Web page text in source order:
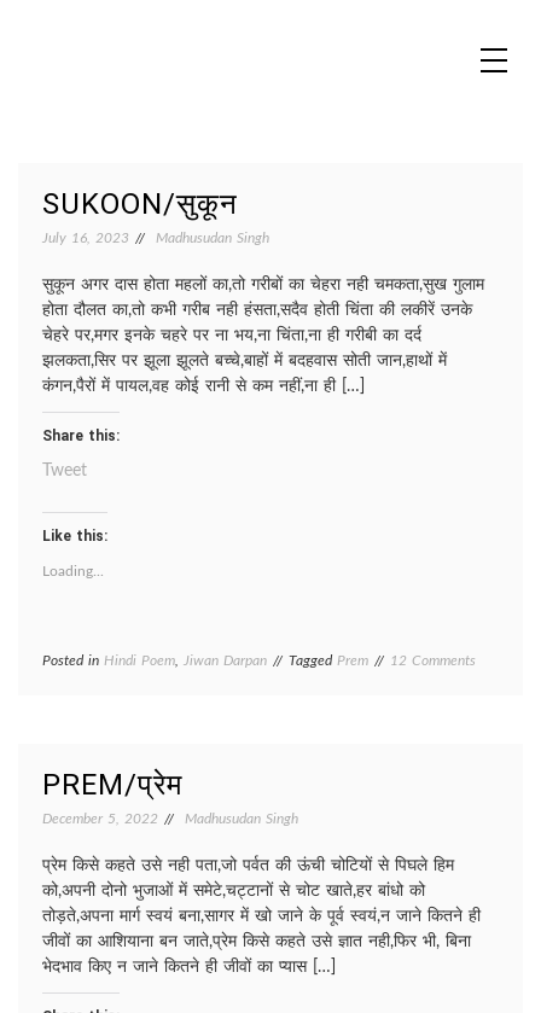
SUKOON/सुकून
July 16, 2023 Madhusudan Singh
सुकून अगर दास होता महलों का,तो गरीबों का चेहरा नही चमकता,सुख गुलाम
होता दौलत का,तो कभी गरीब नही हंसता,सदैव होती चिंता की लकीरें उनके
चेहरे पर,मगर इनके चहरे पर ना भय,ना चिंता,ना ही गरीबी का दर्द
झलकता,सिर पर झूला झूलते बच्चे,बाहों में बदहवास सोती जान,हाथों में
कंगन,पैरों में पायल,वह कोई रानी से कम नहीं,ना ही […]
Share this:
Tweet
Like this:
Loading...
Posted in Hindi Poem Jiwan Darpan Tagged Prem 12 Comments
PREM/प्रेम
December 5, 2022 Madhusudan Singh
प्रेम किसे कहते उसे नही पता,जो पर्वत की ऊंची चोटियों से पिघले हिम
को,अपनी दोनो भुजाओं में समेटे,चट्टानों से चोट खाते,हर बांधो को
तोड़ते,अपना मार्ग स्वयं बना,सागर में खो जाने के पूर्व स्वयं,न जाने कितने ही
जीवों का आशियाना बन जाते,प्रेम किसे कहते उसे ज्ञात नही,फिर भी, बिना
भेदभाव किए न जाने कितने ही जीवों का प्यास […]